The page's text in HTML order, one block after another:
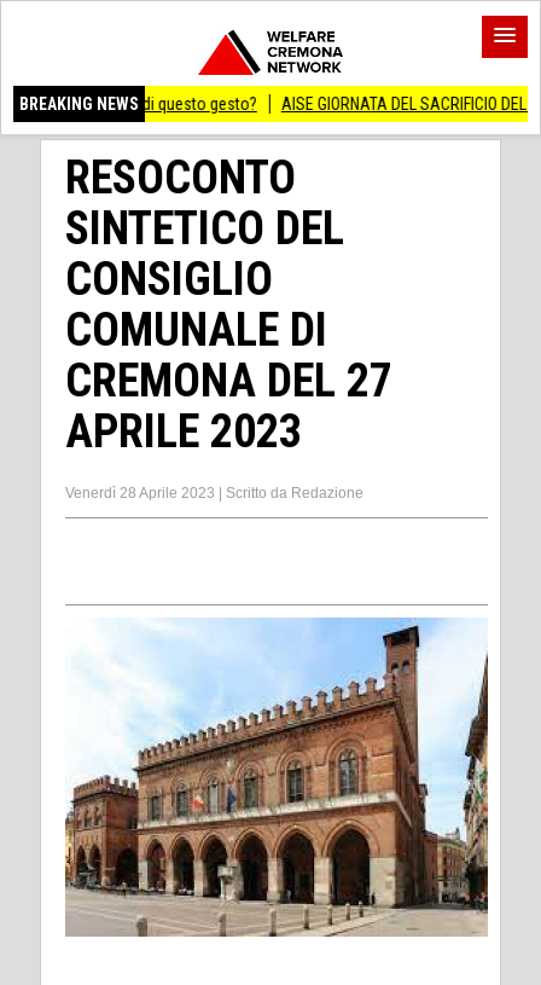
BREAKING NEWS
di questo gesto? AISE GIORNATA DEL SACRIFICIO DEL LAVORO
RESOCONTO
SINTETICO DEL
CONSIGLIO
COMUNALE DI
CREMONA DEL 27
APRILE 2023
Venerdì 28 Aprile 2023 Scritto da Redazione